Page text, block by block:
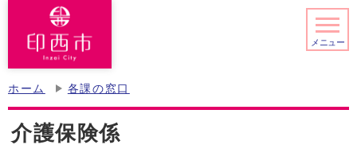
メニュー
ホーム 各課の窓口
介護保険係